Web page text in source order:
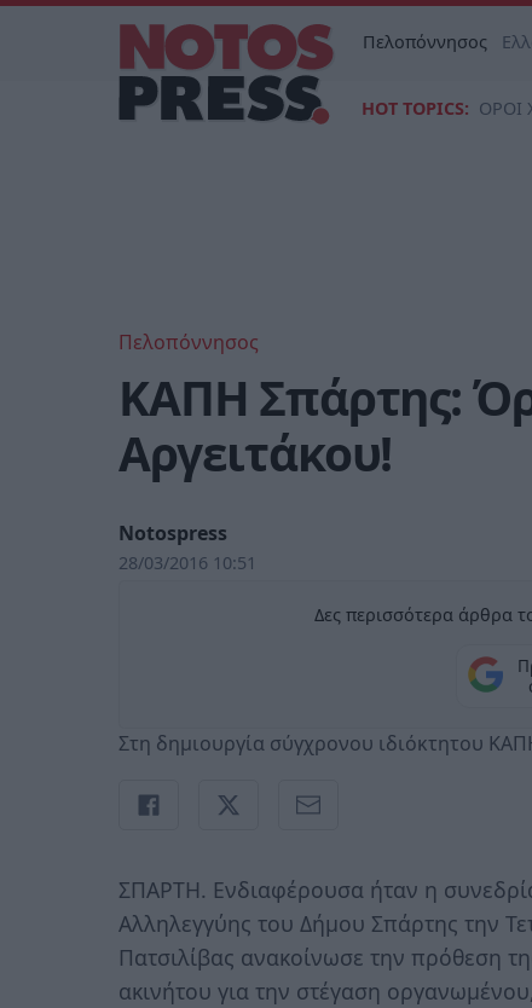
Πελοπόννησος
HOT TOPICS: ΟΡΟΙ
Πελοπόννησος
ΚΑΠΗ Σπάρτης:
Αργειτάκου!
Notospress
28/03/2016 10:51
Δες περισσότερα άρθρα
Στη δημιουργία σύγχρονου ιδιόκτητου
ΣΠΑΡΤΗ. Ενδιαφέρουσα ήταν η
Αλληλεγγύης του Δήμου Σπάρτης την
Πατσιλίβας ανακοίνωσε την πρόθεση
ακινήτου για την στέγαση